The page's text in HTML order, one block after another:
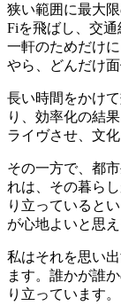
狭い範囲に最大
Fiを飛ばし、交
一軒のためだけ
やら、どんだけ
長い時間をかけ
り、効率化の結
ライヴさせ、文
その一方で、都
れは、その暮ら
り立っていると
が心地よいと思
私はそれを思い
ます。誰かが誰
り立っています。